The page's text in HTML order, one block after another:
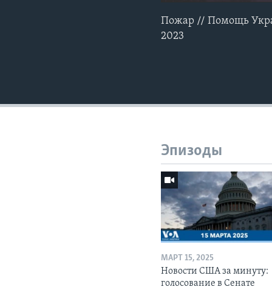
Пожар // Помощь
2023
Эпизоды
МАРТ 15, 2025
Новости США за минуту:
голосование в Сенате